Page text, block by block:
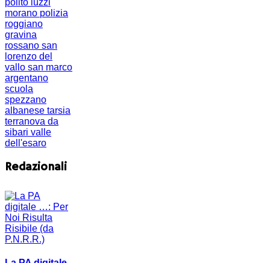
polito luzzi
morano polizia
roggiano
gravina
rossano san
lorenzo del
vallo san marco
argentano
scuola
spezzano
albanese tarsia
terranova da
sibari valle
dell'esaro
Redazionali